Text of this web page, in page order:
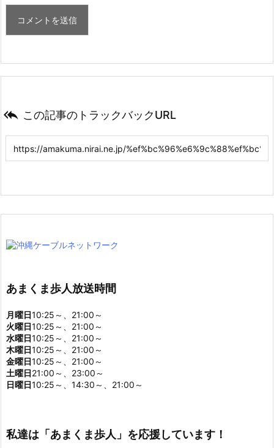
 この記事のトラックバックURL
あまくま歩人放送時間
月曜日10:25～、21:00～
火曜日10:25～、21:00～
水曜日10:25～、21:00～
木曜日10:25～、21:00～
金曜日10:25～、21:00～
土曜日21:00～、23:00～
日曜日10:25～、14:30～、21:00～
私達は「あまくま歩人」を応援しています！